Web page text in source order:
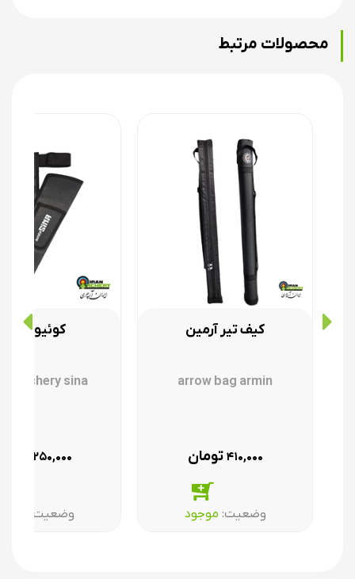
محصولات مرتبط
کیف تیر آرمین
arrow bag armin
۴۱۰,۰۰۰ تومان
وضعیت:‌ موجود
کوئیور سینا
archery sina
۲۵۰,۰۰۰
وضعیت:‌